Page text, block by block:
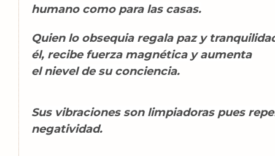
humano como para las casas.
Quien lo obsequia regala paz y
él, recibe fuerza magnética y aumenta
el nievel de su conciencia.
Sus vibraciones son limpiadoras pues
negatividad.